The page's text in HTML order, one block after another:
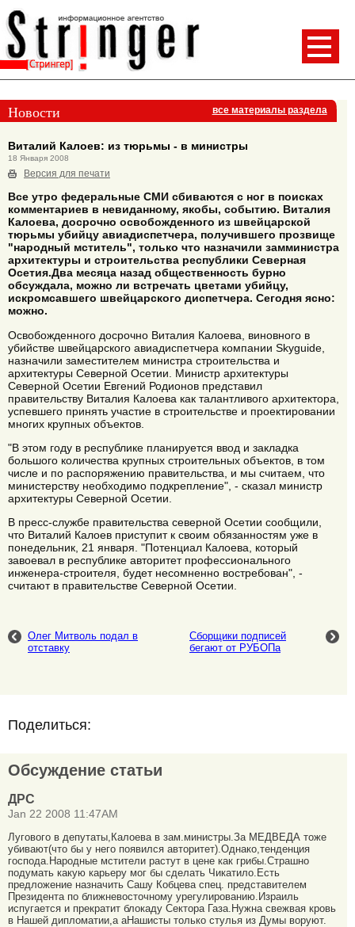
Новости все материалы раздела
Виталий Калоев: из тюрьмы - в министры
18 Января 2008
Версия для печати
Все утро федеральные СМИ сбиваются с ног в поисках
комментариев в невиданному, якобы, событию. Виталия
Калоева, досрочно освобожденного из швейцарской
тюрьмы убийцу авиадиспетчера, получившего прозвище
"народный мститель", только что назначили замминистра
архитектуры и строительства республики Северная
Осетия.Два месяца назад общественность бурно
обсуждала, можно ли встречать цветами убийцу,
искромсавшего швейцарского диспетчера. Сегодня ясно:
можно.
Освобожденного досрочно Виталия Калоева, виновного в
убийстве швейцарского авиадиспетчера компании Skyguide,
назначили заместителем министра строительства и
архитектуры Северной Осетии. Министр архитектуры
Северной Осетии Евгений Родионов представил
правительству Виталия Калоева как талантливого архитектора,
успевшего принять участие в строительстве и проектировании
многих крупных объектов.
"В этом году в республике планируется ввод и закладка
большого количества крупных строительных объектов, в том
числе и по распоряжению правительства, и мы считаем, что
министерству необходимо подкрепление", - сказал министр
архитектуры Северной Осетии.
В пресс-службе правительства северной Осетии сообщили,
что Виталий Калоев приступит к своим обязанностям уже в
понедельник, 21 января. "Потенциал Калоева, который
завоевал в республике авторитет профессионального
инженера-строителя, будет несомненно востребован", -
считают в правительстве Северной Осетии.
Олег Митволь подал в
отставку
Сборщики подписей
бегают от РУБОПа
Поделиться:
Обсуждение статьи
ДРС
Jan 22 2008 11:47AM
Лугового в депутаты,Калоева в зам.министры.За МЕДВЕДА тоже
убивают(что бы у него появился авторитет).Однако,тенденция
господа.Народные мстители растут в цене как грибы.Страшно
подумать какую карьеру мог бы сделать Чикатило.Есть
предложение назначить Сашу Кобцева спец. представителем
Президента по ближневосточному урегулированию.Израиль
испугается и прекратит блокаду Сектора Газа.Нужна свежвая кровь
в Нашей дипломатии,а аНашисты только стулья из Думы воруют.